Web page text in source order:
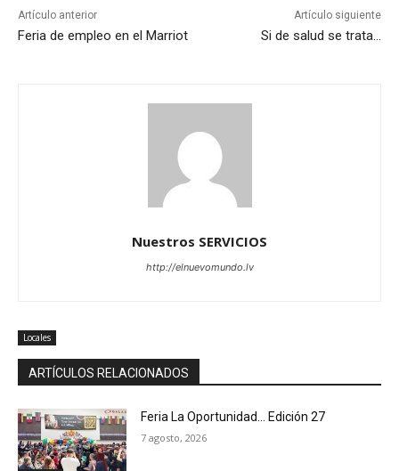
Artículo anterior
Feria de empleo en el Marriot
Artículo siguiente
Si de salud se trata…
Nuestros SERVICIOS
http://elnuevomundo.lv
Locales
ARTÍCULOS RELACIONADOS
Feria La Oportunidad… Edición 27
7 agosto, 2026